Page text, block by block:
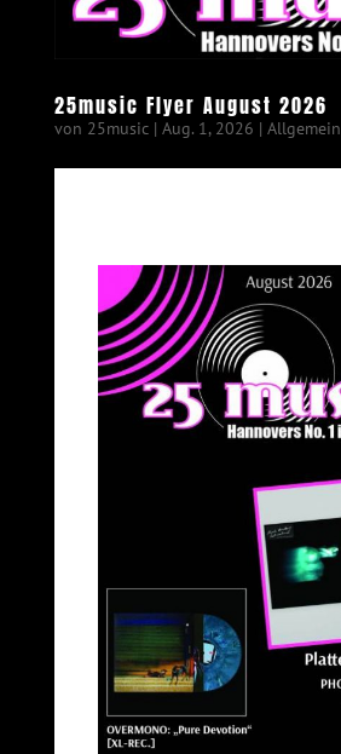
25music Flyer August 2026
von 25music| Aug. 1, 2026 | Allgemein